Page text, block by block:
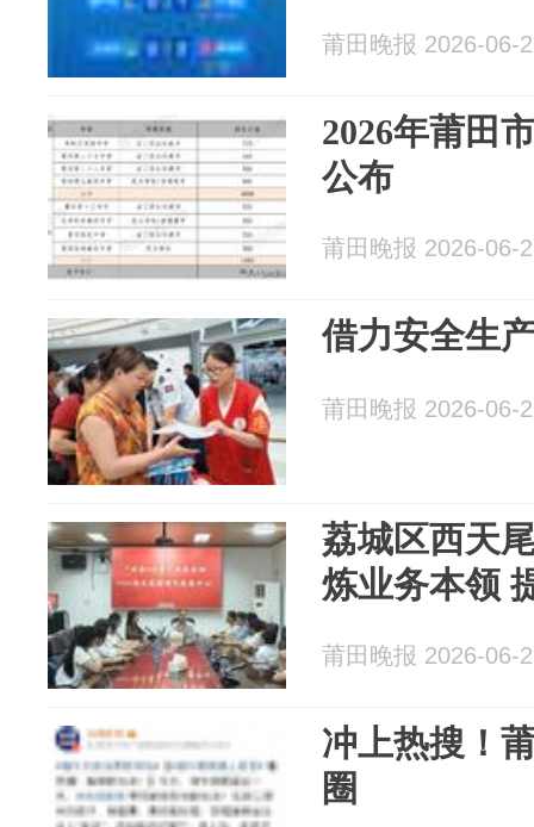
莆田晚报 2026-06-
2026年莆田
公布
莆田晚报 2026-06-
借力安全生
莆田晚报 2026-06-
荔城区西天
炼业务本领
莆田晚报 2026-06-
冲上热搜！
圈